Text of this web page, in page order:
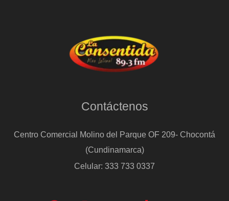
Contáctenos
Centro Comercial Molino del Parque OF 209- Chocontá
(Cundinamarca)
Celular: 333 733 0337